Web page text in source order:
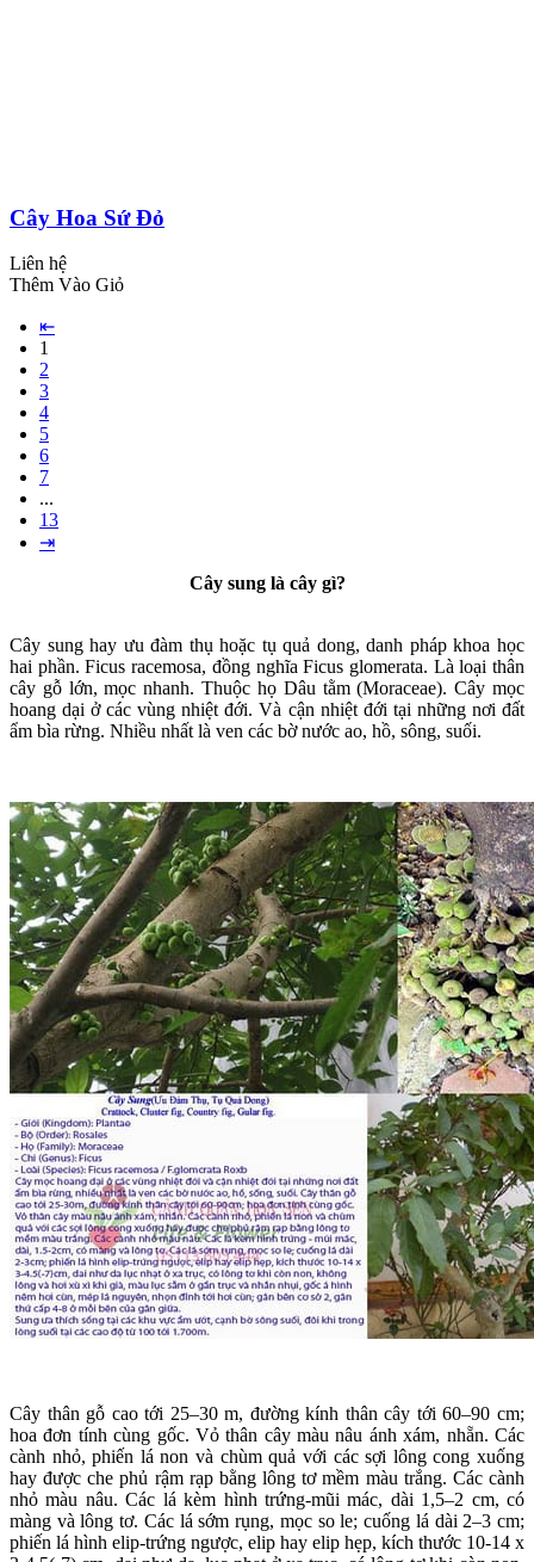
Cây Hoa Sứ Đỏ
Liên hệ
Thêm Vào Giỏ
⇤
1
2
3
4
5
6
7
...
13
⇥
Cây sung là cây gì?
Cây sung hay ưu đàm thụ hoặc tụ quả dong, danh pháp khoa học
hai phần. Ficus racemosa, đồng nghĩa Ficus glomerata. Là loại thân
cây gỗ lớn, mọc nhanh. Thuộc họ Dâu tằm (Moraceae). Cây mọc
hoang dại ở các vùng nhiệt đới. Và cận nhiệt đới tại những nơi đất
ẩm bìa rừng. Nhiều nhất là ven các bờ nước ao, hồ, sông, suối.
Cây thân gỗ cao tới 25–30 m, đường kính thân cây tới 60–90 cm;
hoa đơn tính cùng gốc. Vỏ thân cây màu nâu ánh xám, nhẵn. Các
cành nhỏ, phiến lá non và chùm quả với các sợi lông cong xuống
hay được che phủ rậm rạp bằng lông tơ mềm màu trắng. Các cành
nhỏ màu nâu. Các lá kèm hình trứng-mũi mác, dài 1,5–2 cm, có
màng và lông tơ. Các lá sớm rụng, mọc so le; cuống lá dài 2–3 cm;
phiến lá hình elip-trứng ngược, elip hay elip hẹp, kích thước 10-14 x